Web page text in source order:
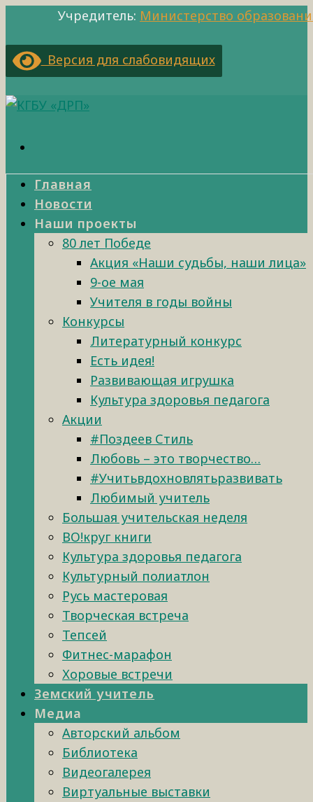
Учредитель: Министерство
Версия для слабовидящих
Главная
Новости
Наши проекты
80 лет Победе
Акция «Наши судьбы, наши лица»
9-ое мая
Учителя в годы войны
Конкурсы
Литературный конкурс
Есть идея!
Развивающая игрушка
Культура здоровья педагога
Акции
#Поздеев Стиль
Любовь – это творчество…
#Учитьвдохновлятьразвивать
Любимый учитель
Большая учительская неделя
ВО!круг книги
Культура здоровья педагога
Культурный полиатлон
Русь мастеровая
Творческая встреча
Тепсей
Фитнес-марафон
Хоровые встречи
Земский учитель
Медиа
Авторский альбом
Библиотека
Видеогалерея
Виртуальные выставки